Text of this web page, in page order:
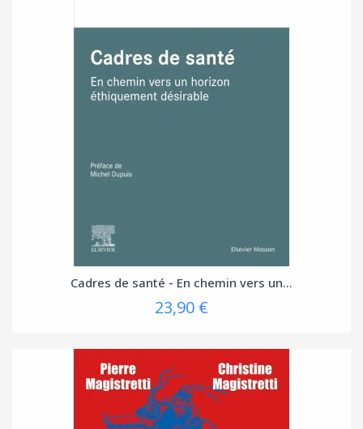
Cadres de santé - En chemin vers un...
23,90 €